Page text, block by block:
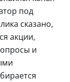
под
сказано,
акции,
и